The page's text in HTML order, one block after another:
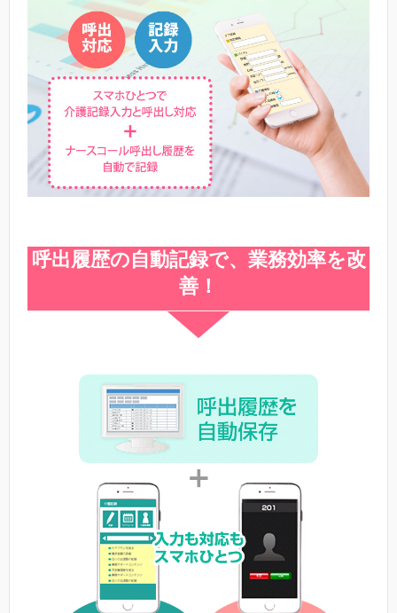
呼出履歴の自動記録で、業務効率を改
善！